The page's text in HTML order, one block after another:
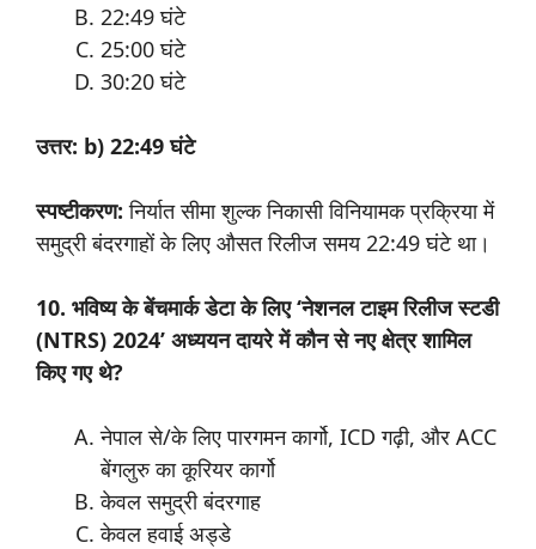
22:49 घंटे
25:00 घंटे
30:20 घंटे
उत्तर: b) 22:49 घंटे
स्पष्टीकरण: निर्यात सीमा शुल्क निकासी विनियामक प्रक्रिया में
समुद्री बंदरगाहों के लिए औसत रिलीज समय 22:49 घंटे था।
10. भविष्य के बेंचमार्क डेटा के लिए ‘नेशनल टाइम रिलीज स्टडी
(NTRS) 2024’ अध्ययन दायरे में कौन से नए क्षेत्र शामिल
किए गए थे?
नेपाल से/के लिए पारगमन कार्गो, ICD गढ़ी, और ACC
बेंगलुरु का कूरियर कार्गो
केवल समुद्री बंदरगाह
केवल हवाई अड्डे